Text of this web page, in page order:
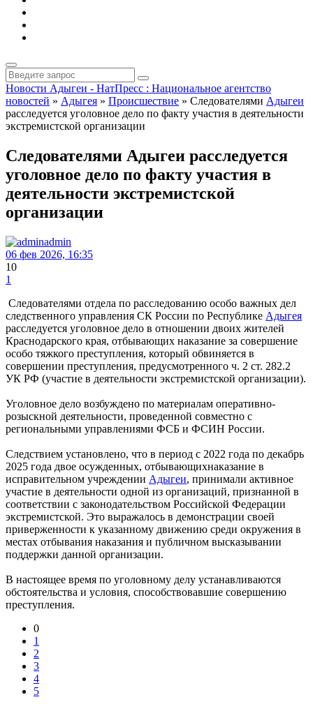
Новости Адыгеи - НатПресс : Национальное агентство
новостей » Адыгея » Происшествие » Следователями Адыгеи
расследуется уголовное дело по факту участия в деятельности
экстремистской организации
Следователями Адыгеи расследуется
уголовное дело по факту участия в
деятельности экстремистской
организации
admin
06 фев 2026, 16:35
10
1
Следователями отдела по расследованию особо важных дел
следственного управления СК России по Республике Адыгея
расследуется уголовное дело в отношении двоих жителей
Краснодарского края, отбывающих наказание за совершение
особо тяжкого преступления, который обвиняется в
совершении преступления, предусмотренного ч. 2 ст. 282.2
УК РФ (участие в деятельности экстремистской организации).
Уголовное дело возбуждено по материалам оперативно-
розыскной деятельности, проведенной совместно с
региональными управлениями ФСБ и ФСИН России.
Следствием установлено, что в период с 2022 года по декабрь
2025 года двое осужденных, отбывающихнаказание в
исправительном учреждении Адыгеи, принимали активное
участие в деятельности одной из организаций, признанной в
соответствии с законодательством Российской Федерации
экстремистской. Это выражалось в демонстрации своей
приверженности к указанному движению среди окружения в
местах отбывания наказания и публичном высказывании
поддержки данной организации.
В настоящее время по уголовному делу устанавливаются
обстоятельства и условия, способствовавшие совершению
преступления.
0
1
2
3
4
5